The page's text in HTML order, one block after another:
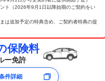
ト（2026年9月1日以降始期のご契約をい
は追加予定の特典含め、ご契約者特典の提
保険料
ー免許
件詳細